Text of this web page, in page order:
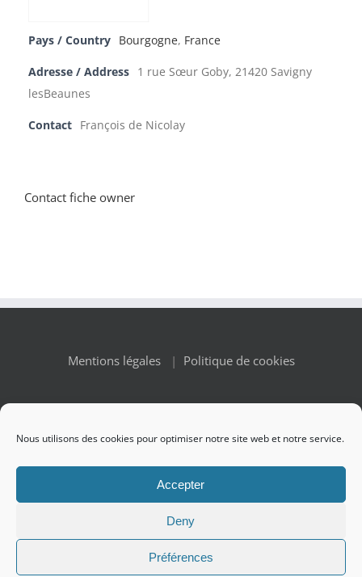
Nous utilisons des cookies pour optimiser notre site web et notre service.
Accepter
Deny
Préférences
Pays / Country Bourgogne, France
Adresse / Address
1 rue Sœur Goby, 21420 Savigny
lesBeaunes
Contact François de Nicolay
Contact fiche owner
Mentions légales| Politique de cookies
2026 Renaissance des Appellations | All
Rights Reserved
Facebook
X